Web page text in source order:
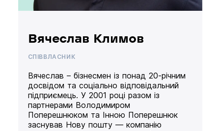
Вячеслав Климов
СПІВВЛАСНИК
Вячеслав – бізнесмен із понад 20-річним
досвідом та соціально відповідальний
підприємець. У 2001 році разом із
партнерами Володимиром
Поперешнюком та Інною Поперешнюк
заснував Нову пошту — компанію